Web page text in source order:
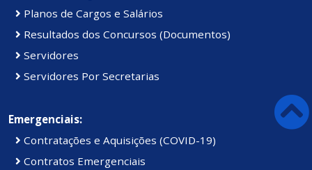
Planos de Cargos e Salários
Resultados dos Concursos (Documentos)
Servidores
Servidores Por Secretarias
Emergenciais:
Contratações e Aquisições (COVID-19)
Contratos Emergenciais